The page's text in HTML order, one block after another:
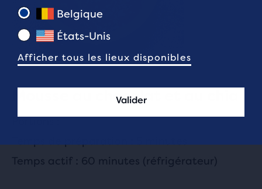
Mousse au chocolat et au chia
Portions : 1
Temps actif : 60 minutes (réfrigérateur)
Belgique
États-Unis
Afficher tous les lieux disponibles
Valider